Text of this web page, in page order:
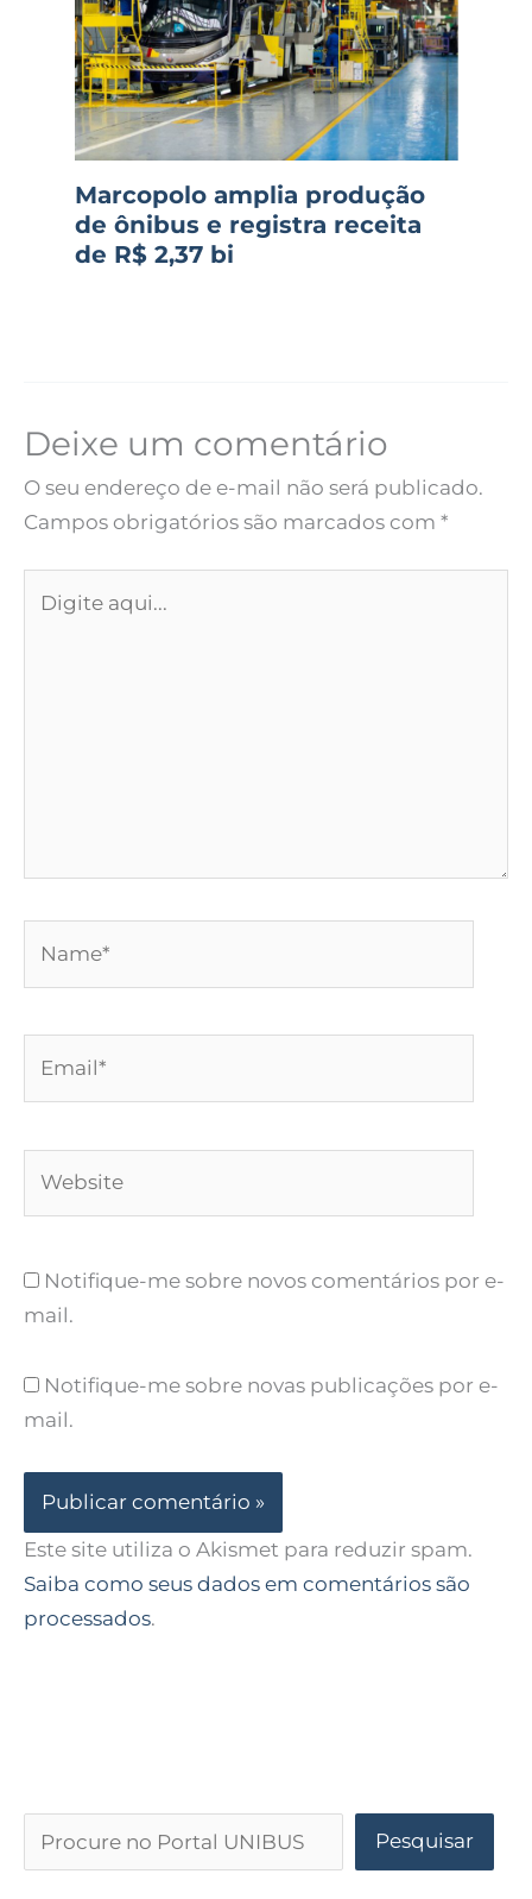
Marcopolo amplia produção
de ônibus e registra receita
de R$ 2,37 bi
Deixe um comentário
O seu endereço de e-mail não será publicado.
Campos obrigatórios são marcados com *
aqui...
Notifique-me sobre novos comentários por e-
mail.
Notifique-me sobre novas publicações por e-
mail.
Este site utiliza o Akismet para reduzir spam.
Saiba como seus dados em comentários são
processados.
Pesquisar